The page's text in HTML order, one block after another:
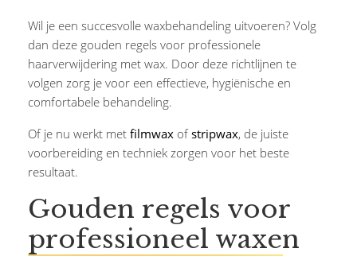
Wil je een succesvolle waxbehandeling uitvoeren? Volg
dan deze gouden regels voor professionele
haarverwijdering met wax. Door deze richtlijnen te
volgen zorg je voor een effectieve, hygiënische en
comfortabele behandeling.
Of je nu werkt met filmwax ofstripwax, de juiste
voorbereiding en techniek zorgen voor het beste
resultaat.
Gouden regels voor
professioneel waxen